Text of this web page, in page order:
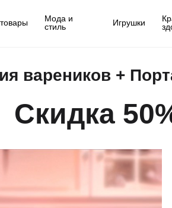
Мода и
стиль Игрушки
вареников +
Скидка